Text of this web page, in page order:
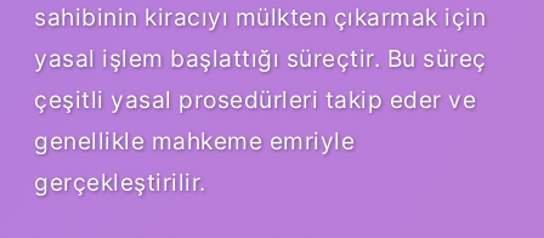
sahibinin kiracıyı mülkten çıkarmak için
yasal işlem başlattığı süreçtir. Bu süreç
çeşitli yasal prosedürleri takip eder ve
genellikle mahkeme emriyle
gerçekleştirilir.